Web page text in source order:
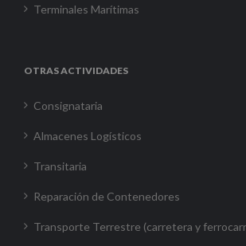
Terminales Marítimas
OTRAS ACTIVIDADES
Consignataria
Almacenes Logísticos
Transitaria
Reparación de Contenedores
Transporte Terrestre (carretera y